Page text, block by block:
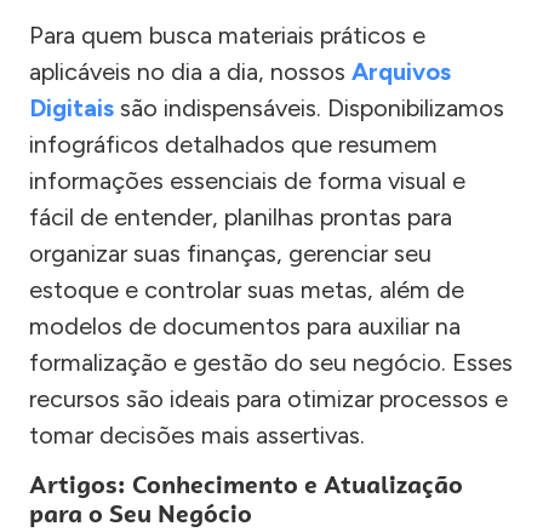
Para quem busca materiais práticos e
aplicáveis no dia a dia, nossos Arquivos
Digitais são indispensáveis. Disponibilizamos
infográficos detalhados que resumem
informações essenciais de forma visual e
fácil de entender, planilhas prontas para
organizar suas finanças, gerenciar seu
estoque e controlar suas metas, além de
modelos de documentos para auxiliar na
formalização e gestão do seu negócio. Esses
recursos são ideais para otimizar processos e
tomar decisões mais assertivas.
Artigos: Conhecimento e Atualização
para o Seu Negócio